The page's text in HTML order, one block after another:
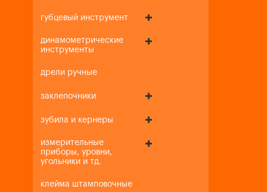
губцевый инструмент
динамометрические
инструменты
дрели ручные
заклепочники
зубила и кернеры
измерительные
приборы, уровни,
угольники и тд.
клейма штамповочные